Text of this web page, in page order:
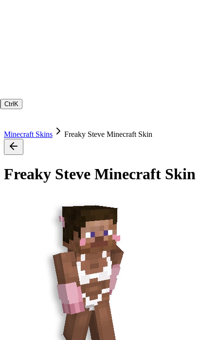
Ctrl K
Minecraft Skins Freaky Steve Minecraft Skin
Freaky Steve Minecraft Skin